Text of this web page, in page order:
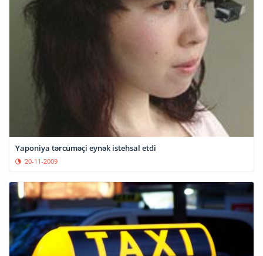
Yaponiya tərcüməçi eynək istehsal etdi
20-11-2009